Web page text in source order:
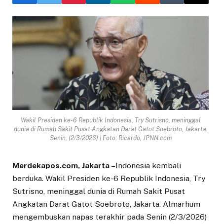
Wakil Presiden ke-6 Republik Indonesia, Try Sutrisno, meninggal
dunia di Rumah Sakit Pusat Angkatan Darat Gatot Soebroto, Jakarta.
Senin, (2/3/2026) | Foto: Ricardo, JPNN.com
Merdekapos.com, Jakarta –Indonesia kembali
berduka. Wakil Presiden ke-6 Republik Indonesia, Try
Sutrisno, meninggal dunia di Rumah Sakit Pusat
Angkatan Darat Gatot Soebroto, Jakarta. Almarhum
mengembuskan napas terakhir pada Senin (2/3/2026)